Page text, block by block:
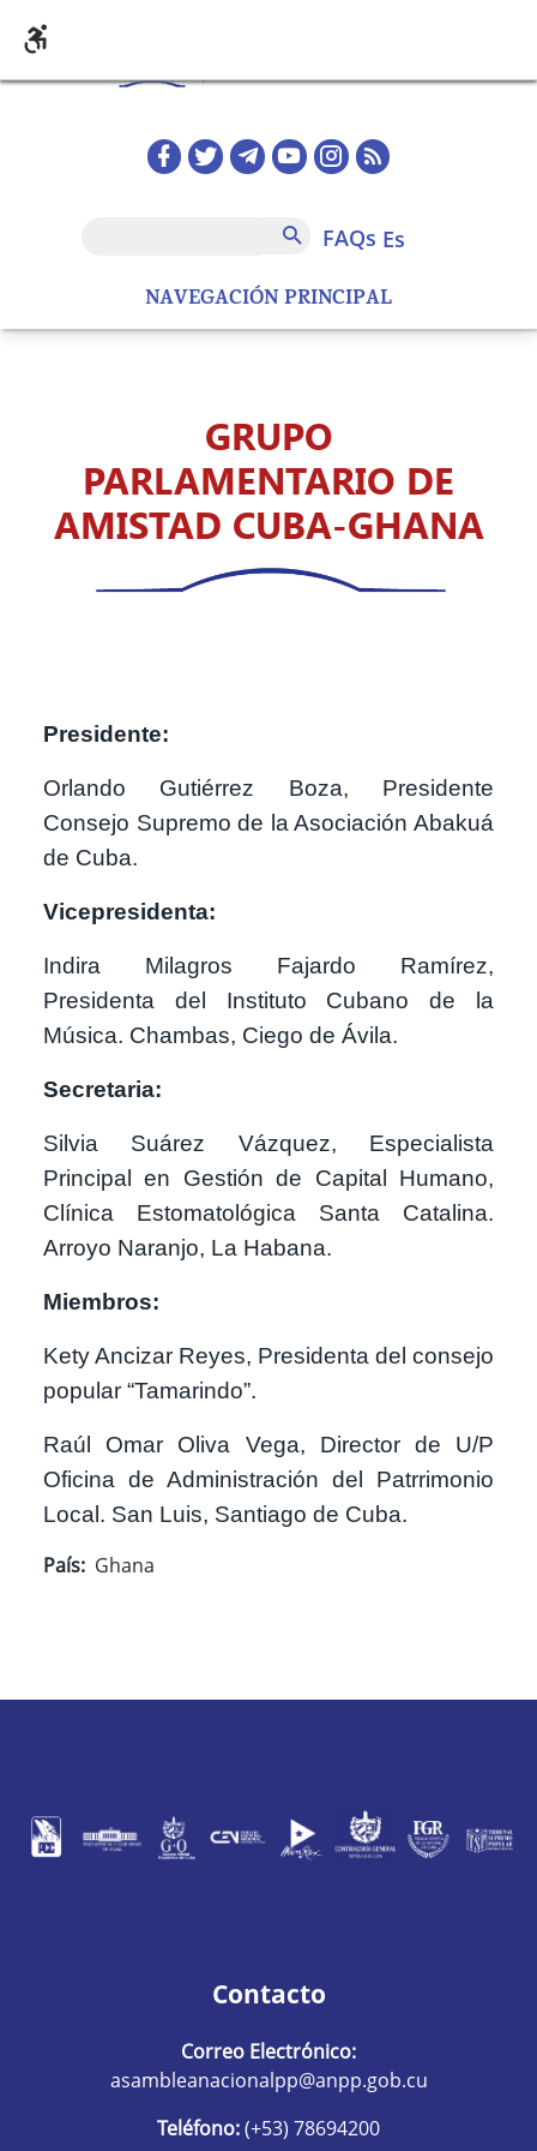
NAVEGACIÓN PRINCIPAL
Redes sociales home
FAQs
FAQs es
GRUPO
PARLAMENTARIO DE
AMISTAD CUBA-GHANA
Presidente:
Orlando Gutiérrez Boza, Presidente
Consejo Supremo de la Asociación Abakuá
de Cuba.
Vicepresidenta:
Indira Milagros Fajardo Ramírez,
Presidenta del Instituto Cubano de la
Música. Chambas, Ciego de Ávila.
Secretaria:
Silvia Suárez Vázquez, Especialista
Principal en Gestión de Capital Humano,
Clínica Estomatológica Santa Catalina.
Arroyo Naranjo, La Habana.
Miembros:
Kety Ancizar Reyes, Presidenta del consejo
popular “Tamarindo”.
Raúl Omar Oliva Vega, Director de U/P
Oficina de Administración del Patrrimonio
Local. San Luis, Santiago de Cuba.
País Ghana
Contacto
Correo Electrónico:
asambleanacionalpp@anpp.gob.cu
Teléfono:(+53) 78694200